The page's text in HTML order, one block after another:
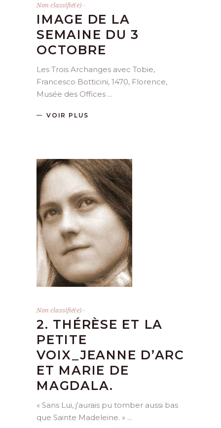
Non classifié(e)
IMAGE DE LA
SEMAINE DU 3
OCTOBRE
Les Trois Archanges avec Tobie,
Francesco Botticini, 1470, Florence,
Musée des Offices
VOIR PLUS
Non classifié(e)
2. THÉRÈSE ET LA
PETITE
VOIX_JEANNE D’ARC
ET MARIE DE
MAGDALA.
« Sans Lui, j'aurais pu tomber aussi bas
que Sainte Madeleine. »